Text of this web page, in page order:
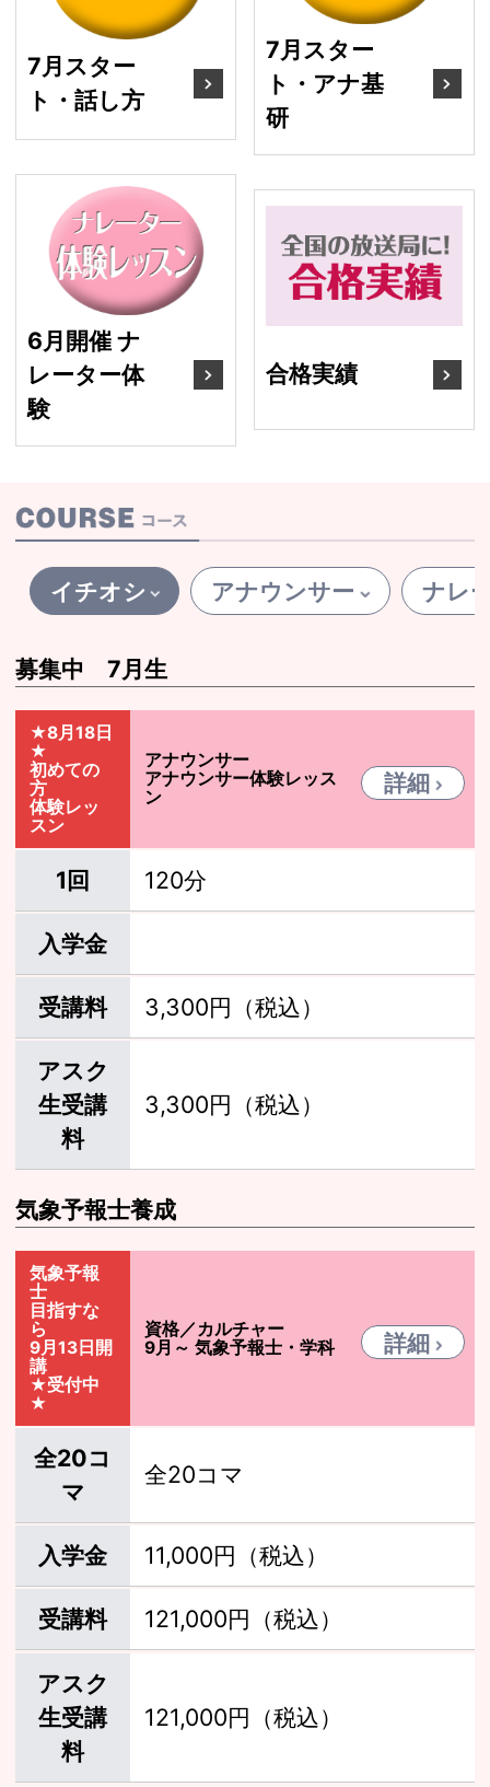
7月スター
ト・話し方
7月スター
ト・アナ基
研
6月開催 ナレーター体験
6月開催 ナ
レーター体
験
合格実績
イチオシ
アナウンサー ナレ
募集中 7月生
★8月18日
★
初めての
方
体験レッ
スン
アナウンサー
アナウンサー体験レッス
ン
詳細
1回 120分
入学金
受講料 3,300円（税込）
アスク
生受講
料
3,300円（税込）
気象予報士養成
気象予報
士
目指すな
ら
9月13日開
講
★受付中
★
資格／カルチャー
9月～ 気象予報士・学科
詳細
全20コ
マ
全20コマ
入学金 11,000円（税込）
受講料 121,000円（税込）
アスク
生受講
料
121,000円（税込）